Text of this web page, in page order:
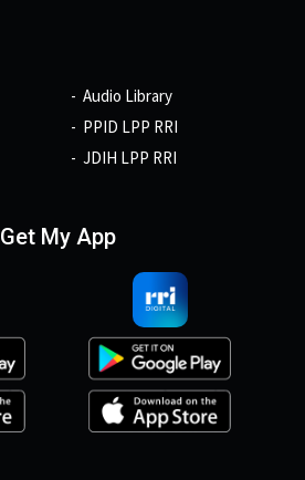
Audio Library
PPID LPP RRI
JDIH LPP RRI
Get My App